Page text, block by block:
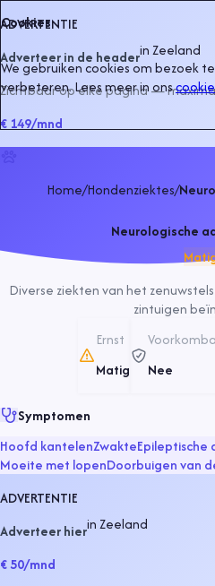
ADVERTENTIE
Adverteer in de headerinZeeland
Zichtbaar op elke pagina —
€ 149/mnd
Home/Hondenziektes/
Neurologische
Diverse ziekten van het
zintuigen
Ernst
Matig
Nee
Symptomen
Hoofd kantelenZwakteEpileptische
Moeite met lopenDoorbuigen van
ADVERTENTIE
Adverteer hierinZeeland
€ 50/mnd
Cookies
We gebruiken cookies om bezoek
verbeteren. Lees meer in ons